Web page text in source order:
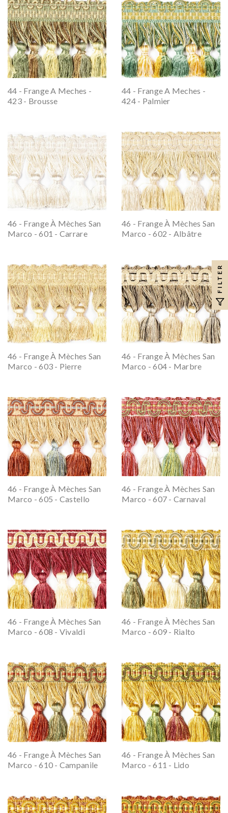
44 - Frange A Meches -
423 - Brousse
44 - Frange A Meches -
424 - Palmier
46 - Frange À Mèches San
Marco - 601 - Carrare
46 - Frange À Mèches San
Marco - 602 - Albâtre
46 - Frange À Mèches San
Marco - 603 - Pierre
46 - Frange À Mèches San
Marco - 604 - Marbre
46 - Frange À Mèches San
Marco - 605 - Castello
46 - Frange À Mèches San
Marco - 607 - Carnaval
46 - Frange À Mèches San
Marco - 608 - Vivaldi
46 - Frange À Mèches San
Marco - 609 - Rialto
46 - Frange À Mèches San
Marco - 610 - Campanile
46 - Frange À Mèches San
Marco - 611 - Lido
FILTER